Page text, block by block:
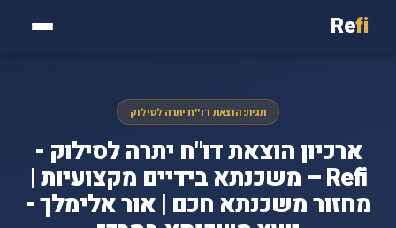
Refi
תגית: הוצאת דו"ח יתרה לסילוק
ארכיון הוצאת דו"ח יתרה לסילוק -
Refi – משכנתא בידיים מקצועיות |
מחזור משכנתא חכם | אור אלימלך -